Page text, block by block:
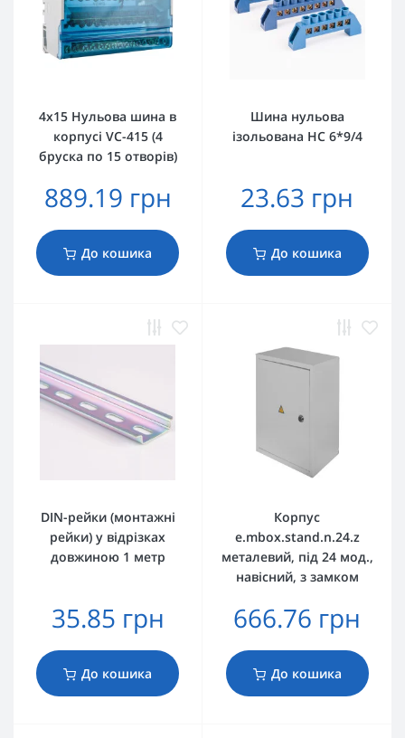
4х15 Нульова шина в
корпусі VC-415 (4
бруска по 15 отворів)
889.19 грн
До кошика
Шина нульова
ізольована HC 6*9/4
23.63 грн
До кошика
DIN-рейки (монтажні
рейки) у відрізках
довжиною 1 метр
35.85 грн
До кошика
Корпус
e.mbox.stand.n.24.z
металевий, під 24 мод.,
навісний, з замком
666.76 грн
До кошика